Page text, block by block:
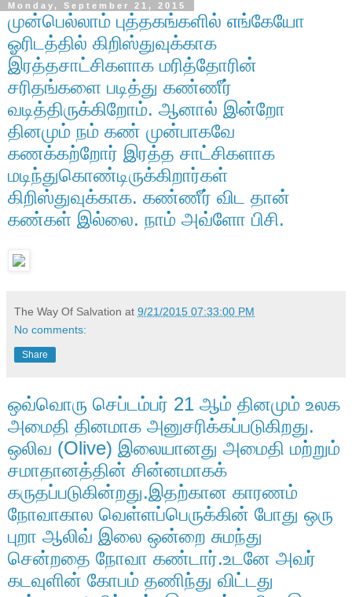
Monday, September 21, 2015
முன்பெல்லாம் புத்தகங்களில் எங்கேயோ
ஓரிடத்தில் கிறிஸ்துவுக்காக
இரத்தசாட்சிகளாக மரித்தோரின்
சரிதங்களை படித்து கண்ணீர்
வடித்திருக்கிறோம். ஆனால் இன்றோ
தினமும் நம் கண் முன்பாகவே
கணக்கற்றோர் இரத்த சாட்சிகளாக
மடிந்துகொண்டிருக்கிறார்கள்
கிறிஸ்துவுக்காக‌. கண்ணீர் விட தான்
கண்கள் இல்லை. நாம் அவ்ளோ பிசி.
The Way Of Salvation at 9/21/2015 07:33:00 PM
No comments:
Share
ஒவ்வொரு செப்டம்பர் 21 ஆம் தினமும் உலக
அமைதி தினமாக அனுசரிக்கப்படுகிறது.
ஒலிவ (Olive) இலையானது அமைதி மற்றும்
சமாதானத்தின் சின்னமாகக்
கருதப்படுகின்றது.இதற்கான காரணம்
நோவாகால வெள்ளப்பெருக்கின் போது ஒரு
புறா ஆலிவ் இலை ஒன்றை சுமந்து
சென்றதை நோவா கண்டார்.உடனே அவர்
கடவுளின் கோபம் தணிந்து விட்டது